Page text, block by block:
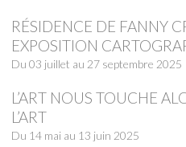
RÉSIDENCE DE FANNY
EXPOSITION
Du 03 juillet au 27 septembre 2025
L’ART NOUS TOUCHE
L’ART
Du 14 mai au 13 juin 2025